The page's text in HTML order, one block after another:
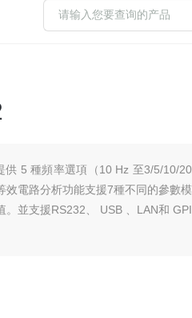
供 5 種頻率選項（10 Hz 至3/5/10/
電路分析功能支援7種不同的參數
並支援RS232、 USB 、LAN和